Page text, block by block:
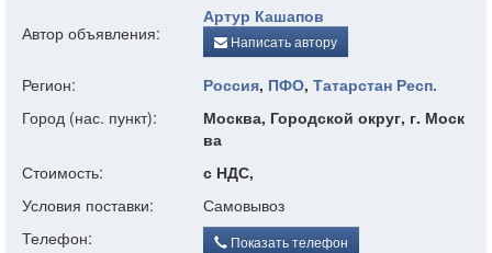
Автор объявления:
Артур Кашапов
Написать автору
Регион: Россия, ПФО, Татарстан Респ.
Город (нас. пункт):
Москва, Городской округ, г. Моск
ва
Стоимость:
с НДС,
Условия поставки:
Самовывоз
Телефон:
Показать телефон